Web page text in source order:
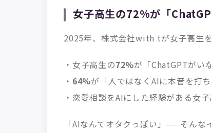
女子高生の72%が「
2025年、株式会社with tが女子高生
・女子高生の72%が「ChatGPTがい
・ 64%が「人ではなくAIに本音を打
・恋愛相談をAIにした経験がある女
「AIなんてオタクっぽい」——そんな